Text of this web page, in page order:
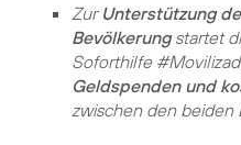
Zur Unterstützung
Bevölkerungstartet
Soforthilfe
Geldspenden und
zwischen den beiden